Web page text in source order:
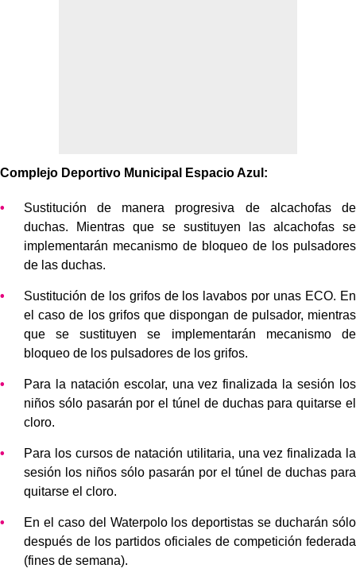
Complejo Deportivo Municipal Espacio Azul:
Sustitución de manera progresiva de alcachofas de
duchas. Mientras que se sustituyen las alcachofas se
implementarán mecanismo de bloqueo de los pulsadores
de las duchas.
Sustitución de los grifos de los lavabos por unas ECO. En
el caso de los grifos que dispongan de pulsador, mientras
que se sustituyen se implementarán mecanismo de
bloqueo de los pulsadores de los grifos.
Para la natación escolar, una vez finalizada la sesión los
niños sólo pasarán por el túnel de duchas para quitarse el
cloro.
Para los cursos de natación utilitaria, una vez finalizada la
sesión los niños sólo pasarán por el túnel de duchas para
quitarse el cloro.
En el caso del Waterpolo los deportistas se ducharán sólo
después de los partidos oficiales de competición federada
(fines de semana).